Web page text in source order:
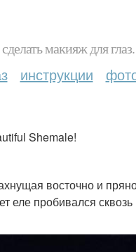
макияж для глаз.
инструкции
Shemale!
восточно и
еле пробивался